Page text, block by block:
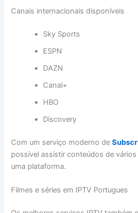
Canais internacionais disponíveis
Sky Sports
ESPN
DAZN
Canal+
HBO
Discovery
Com um serviço moderno de
possível assistir conteúdos de
uma plataforma.
Filmes e séries em IPTV Portugues